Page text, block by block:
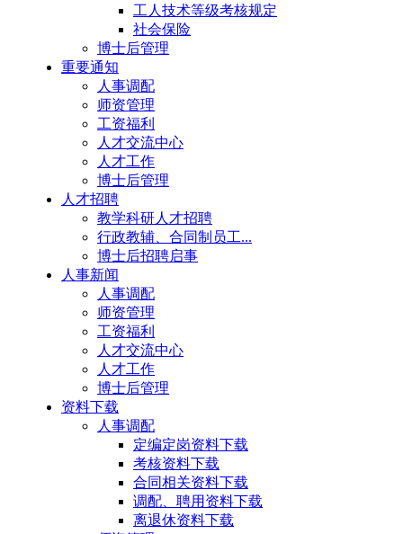
工人技术等级考核规定
社会保险
博士后管理
重要通知
人事调配
师资管理
工资福利
人才交流中心
人才工作
博士后管理
人才招聘
教学科研人才招聘
行政教辅、合同制员工...
博士后招聘启事
人事新闻
人事调配
师资管理
工资福利
人才交流中心
人才工作
博士后管理
资料下载
人事调配
定编定岗资料下载
考核资料下载
合同相关资料下载
调配、聘用资料下载
离退休资料下载